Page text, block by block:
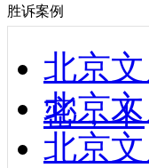
胜诉案例
北京
密，不
北京
北京